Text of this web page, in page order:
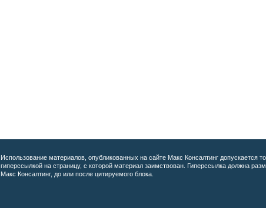
Использование материалов, опубликованных на сайте Макс Консалтинг допускается
гиперссылкой на страницу, с которой материал заимствован. Гиперссылка должна
Макс Консалтинг, до или после цитируемого блока.